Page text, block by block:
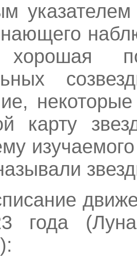
карту
года